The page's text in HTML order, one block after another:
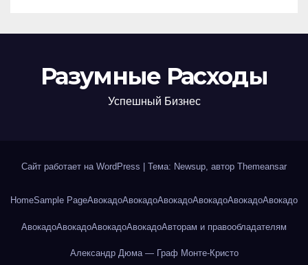
Разумные Расходы
Успешный Бизнес
Сайт работает на WordPress Тема: Newsup, автор Themeansar
HomeSample PageАвокадоАвокадоАвокадоАвокадоАвокадоАвокадо
АвокадоАвокадоАвокадоАвокадоАвторам и правообладателям
Александр Дюма — Граф Монте-Кристо